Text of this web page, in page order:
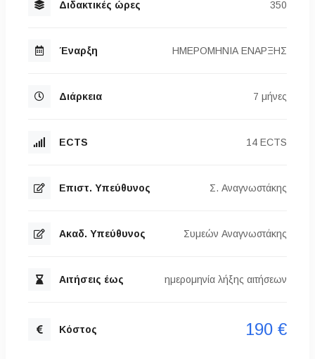
Διδακτικές ώρες 350
Έναρξη ΗΜΕΡΟΜΗΝΙΑ ΕΝΑΡΞΗΣ
Διάρκεια 7 μήνες
ECTS 14 ECTS
Επιστ. Υπεύθυνος Σ. Αναγνωστάκης
Ακαδ. Υπεύθυνος Συμεών Αναγνωστάκης
Αιτήσεις έως ημερομηνία λήξης αιτήσεων
Κόστος 190 €